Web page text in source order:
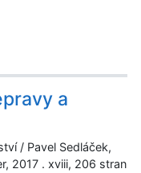
a
/ Pavel Sedláček,
2017 . xviii, 206 stran